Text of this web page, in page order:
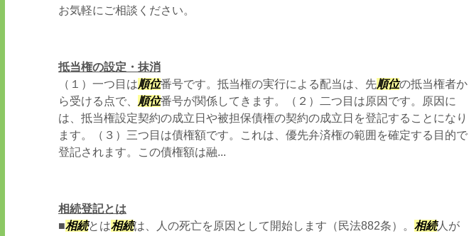
お気軽にご相談ください。
抵当権の設定・抹消
（１）一つ目は順位番号です。抵当権の実行による配当は、先順位の抵当権者か
ら受ける点で、 順位番号が関係してきます。（２）二つ目は原因です。原因に
は、抵当権設定契約の成立日や被担保債権の契約の成立日を登記することになり
ます。（３）三つ目は債権額です。これは、優先弁済権の範囲を確定する目的で
登記されます。この債権額は融...
相続登記とは
■相続とは相続は、人の死亡を原因として開始します（民法882条）。 相続人が